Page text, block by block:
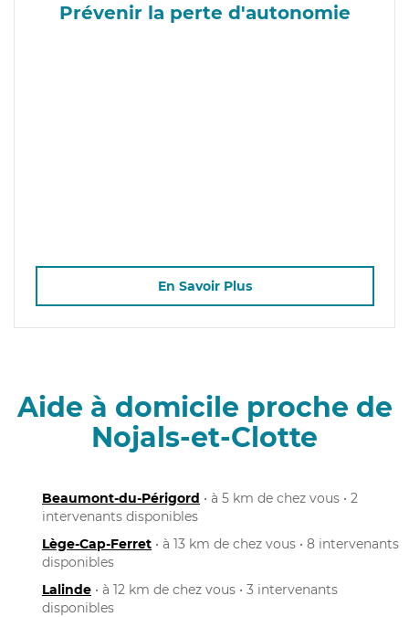
Prévenir la perte d'autonomie
En Savoir Plus
Aide à domicile proche de
Nojals-et-Clotte
Beaumont-du-Périgord • à 5 km de chez vous • 2
intervenants disponibles
Lège-Cap-Ferret • à 13 km de chez vous • 8 intervenants
disponibles
Lalinde • à 12 km de chez vous • 3 intervenants
disponibles